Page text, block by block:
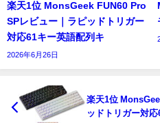
楽天1位 MonsGeek FUN60 Pro
SPレビュー｜ラピッドトリガー
対応61キー英語配列キ
2026年6月26日
楽天1位
ッドトリガー対